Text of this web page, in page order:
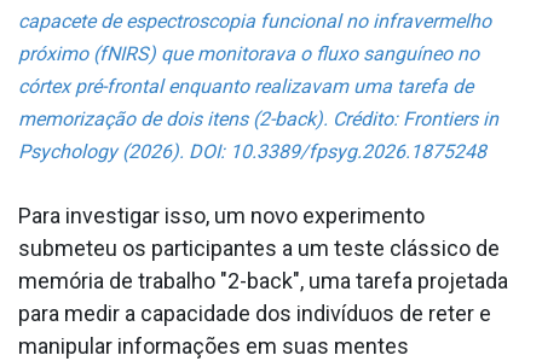
capacete de espectroscopia funcional no infravermelho
próximo (fNIRS) que monitorava o fluxo sanguíneo no
córtex pré-frontal enquanto realizavam uma tarefa de
memorização de dois itens (2-back). Crédito: Frontiers in
Psychology (2026). DOI: 10.3389/fpsyg.2026.1875248
Para investigar isso, um novo experimento
submeteu os participantes a um teste clássico de
memória de trabalho "2-back", uma tarefa projetada
para medir a capacidade dos indivíduos de reter e
manipular informações em suas mentes